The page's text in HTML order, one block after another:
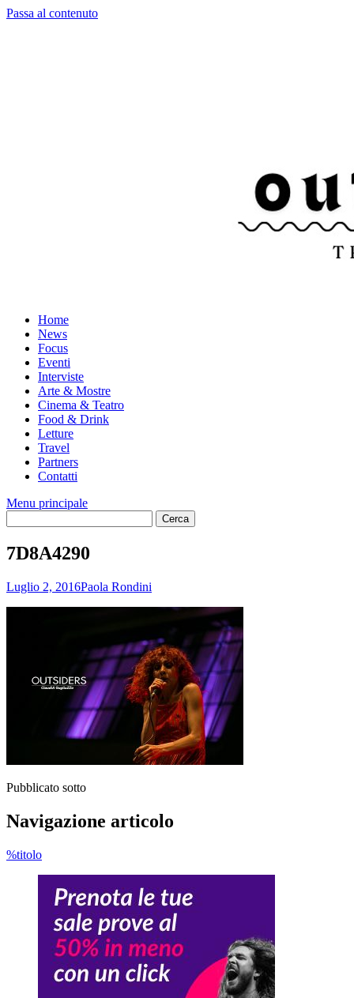
Passa al contenuto
Home
News
Focus
Eventi
Interviste
Arte & Mostre
Cinema & Teatro
Food & Drink
Letture
Travel
Partners
Contatti
Menu principale
7D8A4290
Luglio 2, 2016Paola Rondini
Pubblicato sotto
Navigazione articolo
%titolo